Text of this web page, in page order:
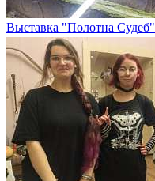
Выставка "Полотна Судеб"